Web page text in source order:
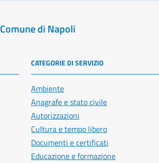
Comune di Napoli
CATEGORIE DI SERVIZIO
Ambiente
Anagrafe e stato civile
Autorizzazioni
Cultura e tempo libero
Documenti e certificati
Educazione e formazione